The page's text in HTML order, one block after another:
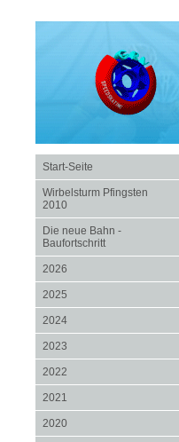
Start-Seite
Wirbelsturm Pfingsten
2010
Die neue Bahn -
Baufortschritt
2026
2025
2024
2023
2022
2021
2020